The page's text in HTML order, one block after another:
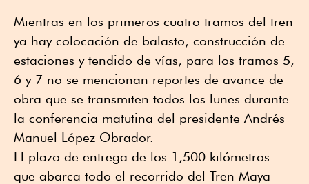
Mientras en los primeros cuatro tramos del tren
ya hay colocación de balasto, construcción de
estaciones y tendido de vías, para los tramos 5,
6 y 7 no se mencionan reportes de avance de
obra que se transmiten todos los lunes durante
la conferencia matutina del presidente Andrés
Manuel López Obrador.
El plazo de entrega de los 1,500 kilómetros
que abarca todo el recorrido del Tren Maya